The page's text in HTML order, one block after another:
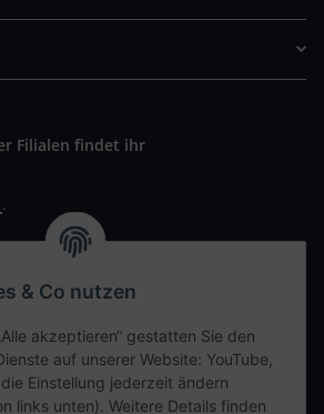
Filialen findet ihr
.
Besuch. Bitte beachtet die
& Co nutzen
akzeptieren“ gestatten Sie den
auf unserer Website: YouTube,
Einstellung jederzeit ändern
links unten). Weitere Details finden